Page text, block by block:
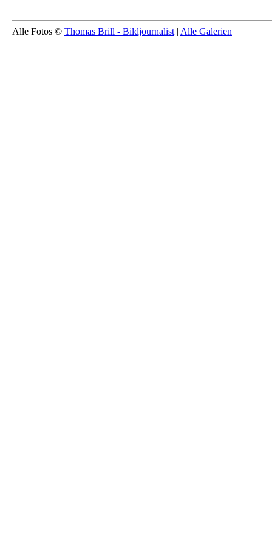
Alle Fotos © Thomas Brill - Bildjournalist | Alle Galerien